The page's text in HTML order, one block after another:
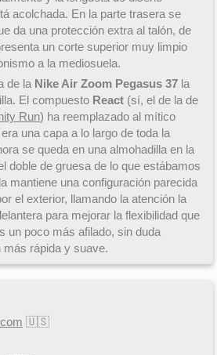
acolchada. En la parte trasera se
da una protección extra al talón, de
un corte superior muy limpio
a la mediosuela.
de la Nike Air Zoom Pegasus 37 la
El compuesto React (sí, el de la de
Run) ha reemplazado al mítico
una capa a lo largo de toda la
se queda en una almohadilla en la
doble de gruesa de lo que estábamos
mantiene una configuración parecida
el exterior, llamando la atención la
para mejorar la flexibilidad que
un poco más afilado, sin duda
más rápida y suave.
🇺🇸